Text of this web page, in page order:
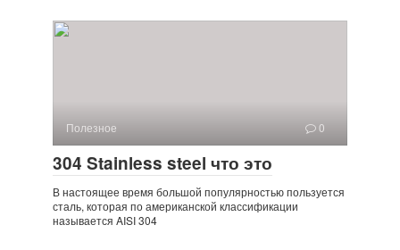
Полезное 0
304 Stainless steel что это
В настоящее время большой популярностью пользуется
сталь, которая по американской классификации
называется AISI 304